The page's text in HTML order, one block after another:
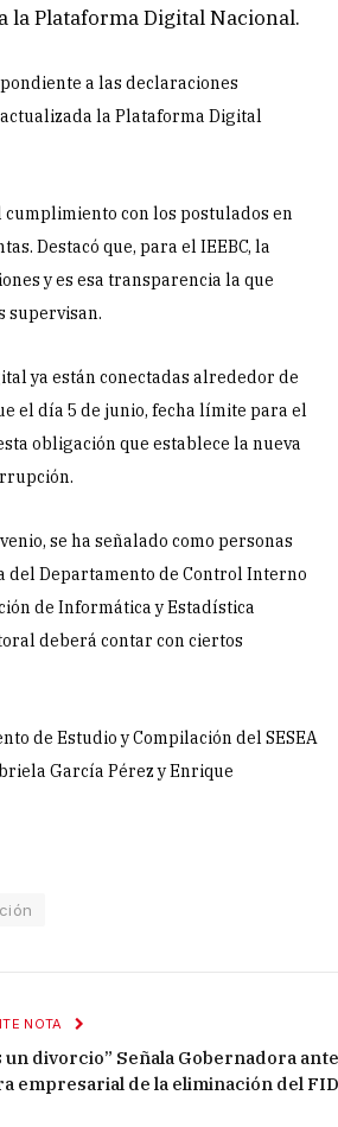
la Plataforma Digital Nacional.
a las declaraciones
la Plataforma Digital
con los postulados en
Destacó que, para el IEEBC, la
y es esa transparencia la que
supervisan.
ya están conectadas alrededor de
el día 5 de junio, fecha límite para el
obligación que establece la nueva
se ha señalado como personas
del Departamento de Control Interno
de Informática y Estadística
deberá contar con ciertos
de Estudio y Compilación del SESEA
García Pérez y Enrique
NOTA
un divorcio” Señala Gobernadora ante
empresarial de la eliminación del